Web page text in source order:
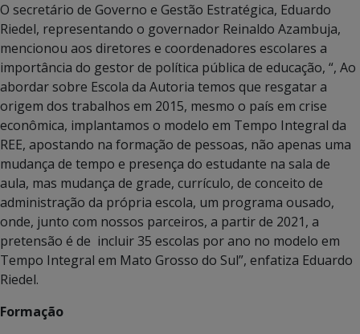
O secretário de Governo e Gestão Estratégica, Eduardo
Riedel, representando o governador Reinaldo Azambuja,
mencionou aos diretores e coordenadores escolares a
importância do gestor de política pública de educação, “, Ao
abordar sobre Escola da Autoria temos que resgatar a
origem dos trabalhos em 2015, mesmo o país em crise
econômica, implantamos o modelo em Tempo Integral da
REE, apostando na formação de pessoas, não apenas uma
mudança de tempo e presença do estudante na sala de
aula, mas mudança de grade, currículo, de conceito de
administração da própria escola, um programa ousado,
onde, junto com nossos parceiros, a partir de 2021, a
pretensão é de incluir 35 escolas por ano no modelo em
Tempo Integral em Mato Grosso do Sul”, enfatiza Eduardo
Riedel.
Formação